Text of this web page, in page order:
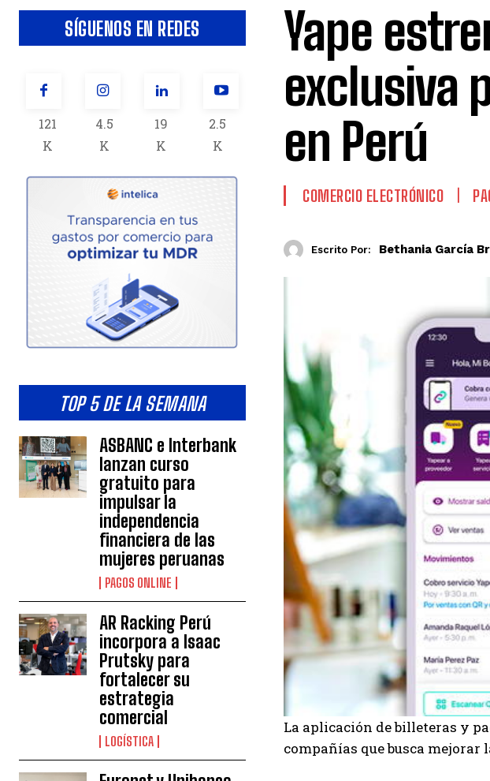
SÍGUENOS EN REDES
121
K
4.5
K
19
K
2.5
K
TOP 5 DE LA SEMANA
ASBANC e Interbank
lanzan curso
gratuito para
impulsar la
independencia
financiera de las
mujeres peruanas
PAGOS ONLINE
AR Racking Perú
incorpora a Isaac
Prutsky para
fortalecer su
estrategia
comercial
LOGÍSTICA
Yape
exclusiva
en Perú
COMERCIO ELECTRÓNICO
Escrito Por: Bethania García
La aplicación de billeteras y
compañías que busca mejorar